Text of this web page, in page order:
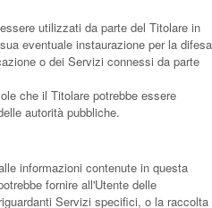
utilizzati da parte del Titolare in
eventuale instaurazione per la difesa
o dei Servizi connessi da parte
che il Titolare potrebbe essere
autorità pubbliche.
informazioni contenute in questa
fornire all'Utente delle
Servizi specifici, o la raccolta